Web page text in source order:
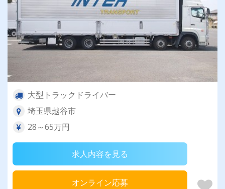
大型トラックドライバー
埼玉県越谷市
28～65万円
求人内容を見る
オンライン応募